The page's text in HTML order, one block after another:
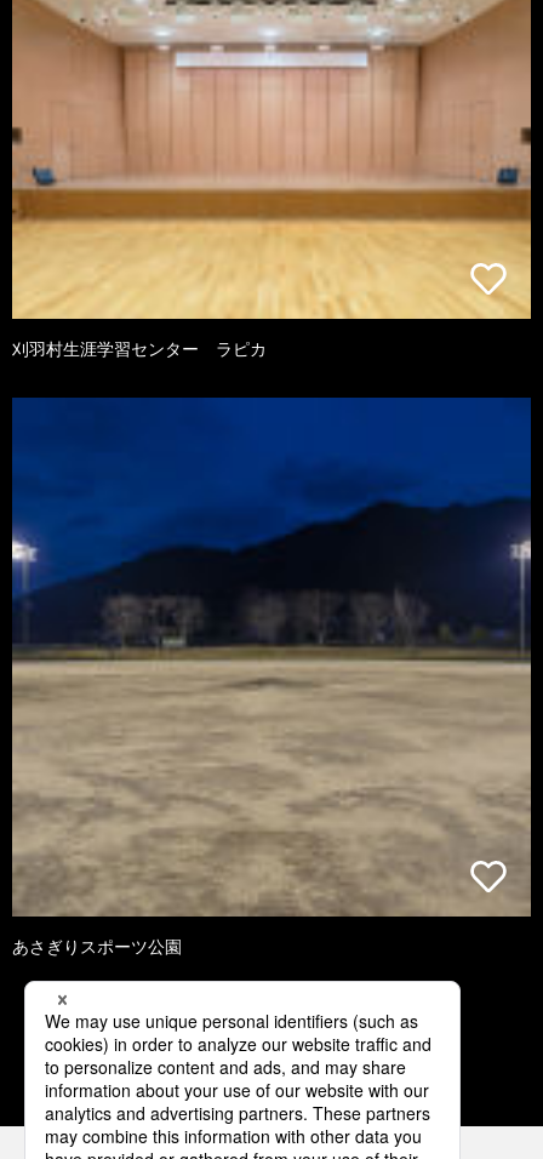
刈羽村生涯学習センター ラピカ
あさぎりスポーツ公園
3 4 5 6 7